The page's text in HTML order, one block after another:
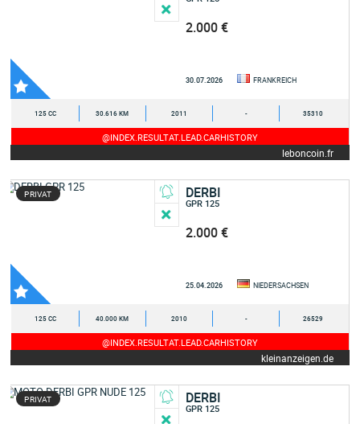
2.000 €
30.07.2026 FRANKREICH
125 CC 30.616 KM 2011 - 35310
@INDEX.RESULTAT.LEAD.CARHISTORY
leboncoin.fr
PRIVAT DERBI
GPR 125
2.000 €
25.04.2026 NIEDERSACHSEN
125 CC 40.000 KM 2010 - 26529
@INDEX.RESULTAT.LEAD.CARHISTORY
kleinanzeigen.de
PRIVAT DERBI
GPR 125